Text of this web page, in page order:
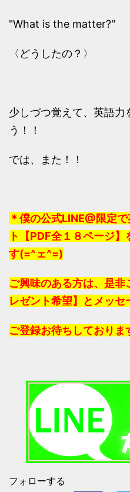
"What is the matter?"
〈どうしたの？〉
少しづつ覚えて、英語力
う！！
では、また！！
＊僕の公式LINE@限定
ト【PDF全１８ページ
す(=^ェ^=)
ご興味のある方は、是
レゼント希望】とメッセ
ご登録お待ちしておりま
フォローする